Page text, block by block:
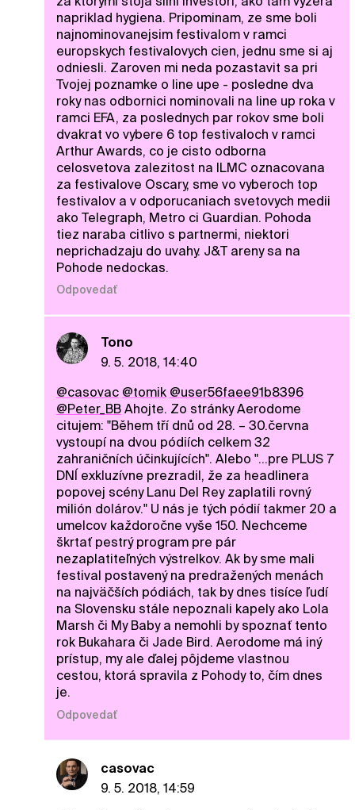
napriklad hygiena. Pripominam, ze sme boli
najnominovanejsim festivalom v ramci
europskych festivalovych cien, jednu sme si aj
odniesli. Zaroven mi neda pozastavit sa pri
Tvojej poznamke o line upe - posledne dva
roky nas odbornici nominovali na line up roka v
ramci EFA, za poslednych par rokov sme boli
dvakrat vo vybere 6 top festivaloch v ramci
Arthur Awards, co je cisto odborna
celosvetova zalezitost na ILMC oznacovana
za festivalove Oscary, sme vo vyberoch top
festivalov a v odporucaniach svetovych medii
ako Telegraph, Metro ci Guardian. Pohoda
tiez naraba citlivo s partnermi, niektori
neprichadzaju do uvahy. J&T areny sa na
Pohode nedockas.
Odpovedať
Tono
9. 5. 2018, 14:40
@casovac @tomik @user56faee91b8396
@Peter_BBAhojte. Zo stránky Aerodome
citujem: "Během tří dnů od 28. – 30.června
vystoupí na dvou pódiích celkem 32
zahraničních účinkujících". Alebo "...pre PLUS 7
DNÍ exkluzívne prezradil, že za headlinera
popovej scény Lanu Del Rey zaplatili rovný
milión dolárov." U nás je tých pódií takmer 20 a
umelcov každoročne vyše 150. Nechceme
škrtať pestrý program pre pár
nezaplatiteľných výstrelkov. Ak by sme mali
festival postavený na predražených menách
na najväčších pódiách, tak by dnes tisíce ľudí
na Slovensku stále nepoznali kapely ako Lola
Marsh či My Baby a nemohli by spoznať tento
rok Bukahara či Jade Bird. Aerodome má iný
prístup, my ale ďalej pôjdeme vlastnou
cestou, ktorá spravila z Pohody to, čím dnes
je.
Odpovedať
casovac
9. 5. 2018, 14:59